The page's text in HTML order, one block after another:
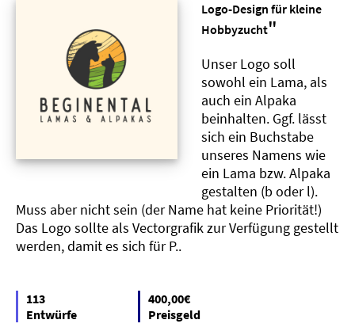
Logo-Design für kleine
Hobbyzucht"
Unser Logo soll
sowohl ein Lama, als
auch ein Alpaka
beinhalten. Ggf. lässt
sich ein Buchstabe
unseres Namens wie
ein Lama bzw. Alpaka
gestalten (b oder l).
Muss aber nicht sein (der Name hat keine Priorität!)
Das Logo sollte als Vectorgrafik zur Verfügung gestellt
werden, damit es sich für P..
113
Entwürfe
400,00€
Preisgeld